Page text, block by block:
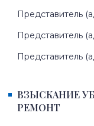
Представитель
Представитель
Представитель
ВЗЫСКАНИЕ
РЕМОНТ